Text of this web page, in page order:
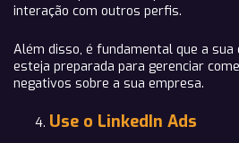
interação com outros perfis.
Além disso, é fundamental que a sua
esteja preparada para gerenciar
negativos sobre a sua empresa.
Use o LinkedIn Ads